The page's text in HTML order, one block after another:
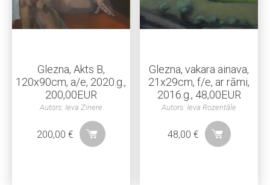
Glezna, Akts B,
120x90cm, a/e, 2020.g.,
200,00EUR
Autors: Ieva Zinere
200,00 €
Glezna, vakara ainava,
21x29cm, f/e, ar rāmi,
2016.g., 48,00EUR
Autors: Ieva Rozentāle
48,00 €